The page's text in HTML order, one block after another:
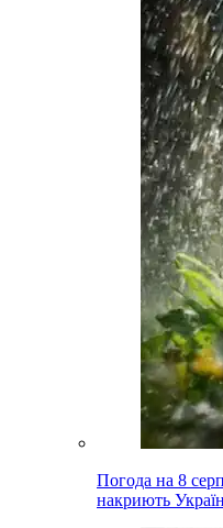
Погода на 8
накриють